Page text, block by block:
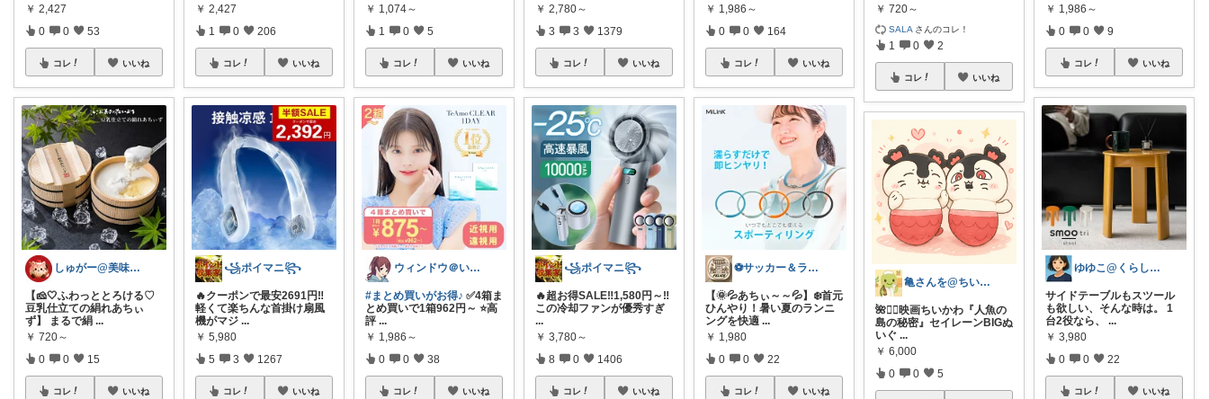
￥ 2,427
0 0 53
コレ いいね
しゅがー@美味しいスイーツや雑貨紹介
【🧀🤍ふわっととろける♡
豆乳仕立ての絹れあちぃ
ず】 まるで絹 ...
￥ 720～
0 0 15
コレ いいね
￥ 2,427
1 0 206
コレ いいね
꧁ポイマニ꧂
🔥クーポンで最安2691円‼️
軽くて楽ちんな首掛け扇風
機がマジ ...
￥ 5,980
5 3 1267
コレ いいね
￥ 1,074～
1 0 5
コレ いいね
ウィンドウ＠いつもありがとうございます♪
#まとめ買いがお得♪ ✅4箱ま
とめ買いで1箱962円～ ⭐高
評 ...
￥ 1,986～
0 0 38
コレ いいね
￥ 2,780～
3 3 1379
コレ いいね
꧁ポイマニ꧂
🔥超お得SALE‼️1,580円～‼️
この冷却ファンが優秀すぎ
...
￥ 3,780～
8 0 1406
コレ いいね
￥ 1,986～
0 0 164
コレ いいね
⚽サッカー＆ランニング🏃FELICE
【🌞💦あちぃ～～💦】❄️首元
ひんやり！暑い夏のランニ
ングを快適 ...
￥ 1,980
0 0 22
コレ いいね
￥ 720～
SALA さんのコレ！
1 0 2
コレ いいね
亀さんを@ちいかわ大好き❤️#亀のちぃ活
🌺🧜‍♀️映画ちいかわ『人魚の
島の秘密』セイレーンBIGぬ
いぐ ...
￥ 6,000
0 0 5
￥ 1,986～
0 0 9
コレ いいね
ゆゆこ@くらしを楽に便利に✨
サイドテーブルもスツール
も欲しい、そんな時は。 1
台2役なら、
...
￥ 3,980
0 0 22
コレ いいね